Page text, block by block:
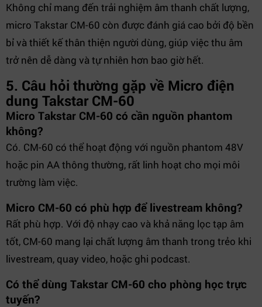
Không chỉ mang đến trải nghiệm âm thanh chất lượng,
micro Takstar CM-60 còn được đánh giá cao bởi độ bền
bỉ và thiết kế thân thiện người dùng, giúp việc thu âm
trở nên dễ dàng và tự nhiên hơn bao giờ hết.
5. Câu hỏi thường gặp về Micro điện
dung Takstar CM-60
Micro Takstar CM-60 có cần nguồn phantom
không?
Có. CM-60 có thể hoạt động với nguồn phantom 48V
hoặc pin AA thông thường, rất linh hoạt cho mọi môi
trường làm việc.
Micro CM-60 có phù hợp để livestream không?
Rất phù hợp. Với độ nhạy cao và khả năng lọc tạp âm
tốt, CM-60 mang lại chất lượng âm thanh trong trẻo khi
livestream, quay video, hoặc ghi podcast.
Có thể dùng Takstar CM-60 cho phòng học trực
tuyến?